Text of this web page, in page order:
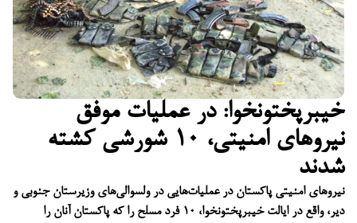
خیبرپختونخوا: در عملیات موفق
نیروهای امنیتی، ۱۰ شورشی کشته
شدند
نیروهای امنیتی پاکستان در عملیات‌هایی در ولسوالی‌های وزیرستان جنوبی و
دیر، واقع در ایالت خیبرپختونخوا، ۱۰ فرد مسلح را که پاکستان آنان را